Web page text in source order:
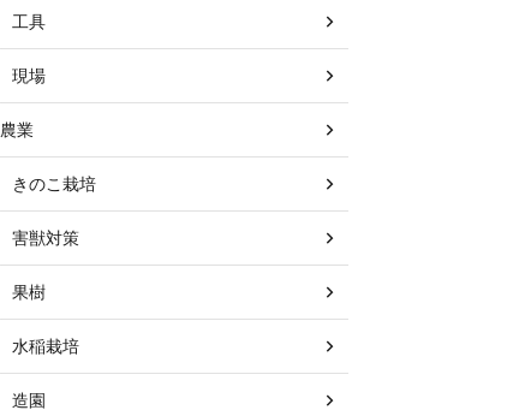
工具
現場
農業
きのこ栽培
害獣対策
果樹
水稲栽培
造園